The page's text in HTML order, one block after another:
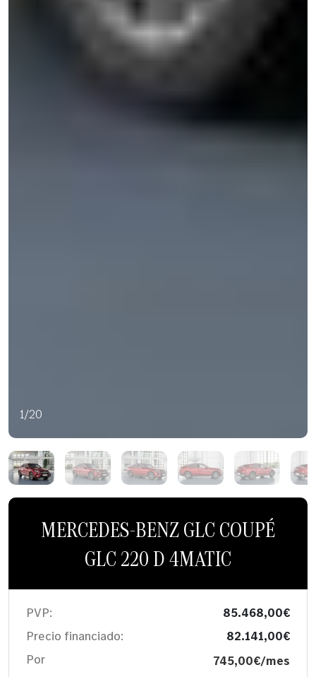
1/20
MERCEDES-BENZ GLC COUPÉ
GLC 220 D 4MATIC
PVP:
85.468,00€
Precio financiado:
82.141,00€
Por
745,00€/mes